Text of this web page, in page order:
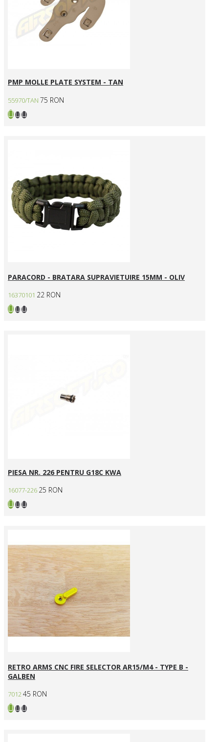
PMP MOLLE PLATE SYSTEM - TAN
55970/TAN 75 RON
PARACORD - BRATARA SUPRAVIETUIRE 15MM - OLIV
16370101 22 RON
PIESA NR. 226 PENTRU G18C KWA
16077-226 25 RON
RETRO ARMS CNC FIRE SELECTOR AR15/M4 - TYPE B -
GALBEN
701245 RON